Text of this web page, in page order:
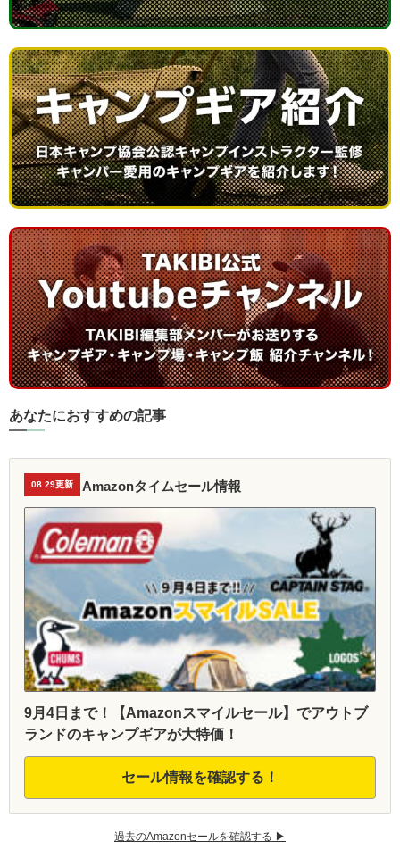
あなたにおすすめの記事
08.29更新 Amazonタイムセール情報
9月4日まで！【Amazonスマイルセール】でアウトブ
ランドのキャンプギアが大特価！
セール情報を確認する！
過去のAmazonセールを確認する ▶︎